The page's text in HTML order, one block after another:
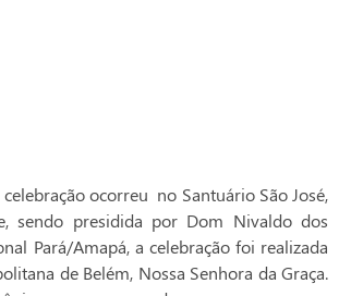
celebração ocorreu no Santuário São José,
sendo presidida por Dom Nivaldo dos
Pará/Amapá, a celebração foi realizada
de Belém, Nossa Senhora da Graça.